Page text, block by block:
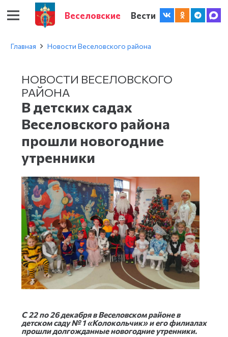
Веселовские Вести
Главная Новости Веселовского района
НОВОСТИ ВЕСЕЛОВСКОГО
РАЙОНА
В детских садах
Веселовского района
прошли новогодние
утренники
С 22 по 26 декабря в Веселовском районе в
детском саду № 1 «Колокольчик» и его филиалах
прошли долгожданные новогодние утренники.